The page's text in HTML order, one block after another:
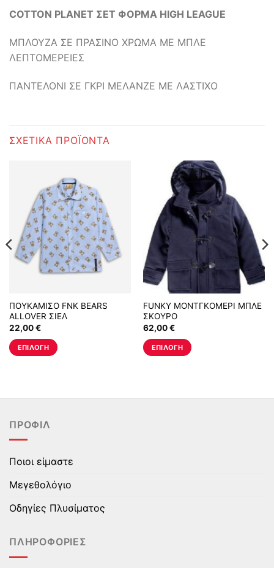
COTTON PLANET ΣΕΤ ΦΟΡΜΑ HIGH LEAGUE
ΜΠΛΟΥΖΑ ΣΕ ΠΡΑΣΙΝΟ ΧΡΩΜΑ ΜΕ ΜΠΛΕ
ΛΕΠΤΟΜΕΡΕΙΕΣ
ΠΑΝΤΕΛΟΝΙ ΣΕ ΓΚΡΙ ΜΕΛΑΝΖΕ ΜΕ ΛΑΣΤΙΧΟ
ΣΧΕΤΙΚΆ ΠΡΟΪΌΝΤΑ
ΠΟΥΚΑΜΙΣΟ FNK BEARS
ALLOVER ΣΙΕΛ
22,00€
ΕΠΙΛΟΓΉ
έχει
παραλλαγές.
Οι
μπορούν
επιλεγούν
στη
σελίδα
προϊόντος
FUNKY ΜΟΝΤΓΚΟΜΕΡΙ ΜΠΛΕ
ΣΚΟΥΡΟ
62,00€
ΕΠΙΛΟΓΉ
έχει
ΠΡΟΦΊΛ
Ποιοι είμαστε
Μεγεθολόγιο
Οδηγίες Πλυσίματος
ΠΛΗΡΟΦΟΡΊΕΣ